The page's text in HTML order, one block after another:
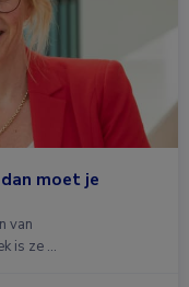
moet je
van
is ze …